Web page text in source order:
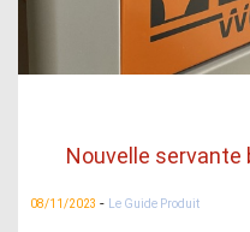
Nouvelle servante
08/11/2023 - Le Guide Produit